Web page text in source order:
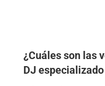
¿Cuáles son las
DJ